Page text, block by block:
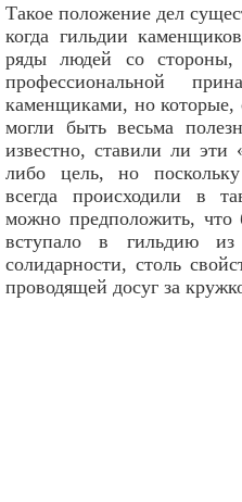
Такое положение дел
когда гильдии
ряды людей со
профессиональной
каменщиками, но которые,
могли быть весьма
известно, ставили ли
либо цель, но
всегда происходили в
можно предположить, что
вступало в гильдию из
солидарности, столь
проводящей досуг за